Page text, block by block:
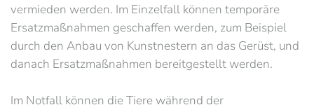
vermieden werden. Im Einzelfall können temporäre
Ersatzmaßnahmen geschaffen werden, zum Beispiel
durch den Anbau von Kunstnestern an das Gerüst, und
danach Ersatzmaßnahmen bereitgestellt werden.
Im Notfall können die Tiere während der